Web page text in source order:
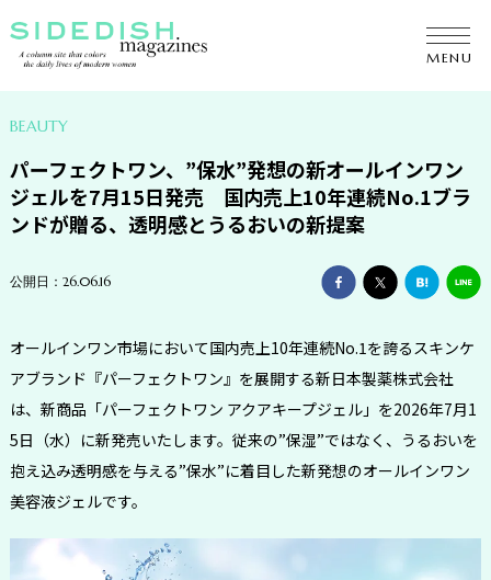
BEAUTY
FASHION
MENU
BEAUTY
パーフェクトワン、”保水”発想の新オールインワン
ジェルを7月15日発売 国内売上10年連続No.1ブラ
ンドが贈る、透明感とうるおいの新提案
公開日：26.06.16
オールインワン市場において国内売上10年連続No.1を誇るスキンケ
アブランド『パーフェクトワン』を展開する新日本製薬株式会社
は、新商品「パーフェクトワン アクアキープジェル」を2026年7月1
5日（水）に新発売いたします。従来の”保湿”ではなく、うるおいを
抱え込み透明感を与える”保水”に着目した新発想のオールインワン
美容液ジェルです。